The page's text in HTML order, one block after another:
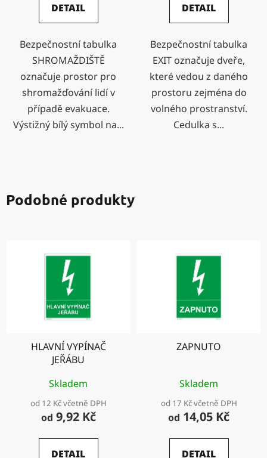
DETAIL
Bezpečnostní tabulka
SHROMAŽDIŠTĚ
označuje prostor pro
shromažďování lidí v
případě evakuace.
Výstižný bílý symbol na...
DETAIL
Bezpečnostní tabulka
EXIT označuje dveře,
které vedou z daného
prostoru zejména do
volného prostranství.
Cedulka s...
Podobné produkty
HLAVNÍ VYPÍNAČ
JEŘÁBU
Skladem
od 12 Kč včetně DPH
od 9,92 Kč
DETAIL
ZAPNUTO
Skladem
od 17 Kč včetně DPH
od 14,05 Kč
DETAIL